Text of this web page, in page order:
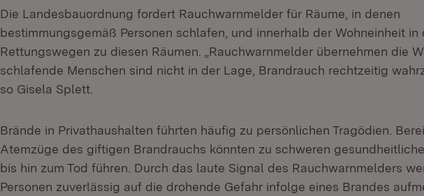
Die Landesbauordnung fordert Rauchwarnmelder für Räume, in denen
bestimmungsgemäß Personen schlafen, und innerhalb der Wohneinheit in
Rettungswegen zu diesen Räumen. „Rauchwarnmelder übernehmen die
schlafende Menschen sind nicht in der Lage, Brandrauch rechtzeitig
so Gisela Splett.
Brände in Privathaushalten führten häufig zu persönlichen Tragödien.
Atemzüge des giftigen Brandrauchs könnten zu schweren
bis hin zum Tod führen. Durch das laute Signal des Rauchwarnmelders
Personen zuverlässig auf die drohende Gefahr infolge eines Brandes